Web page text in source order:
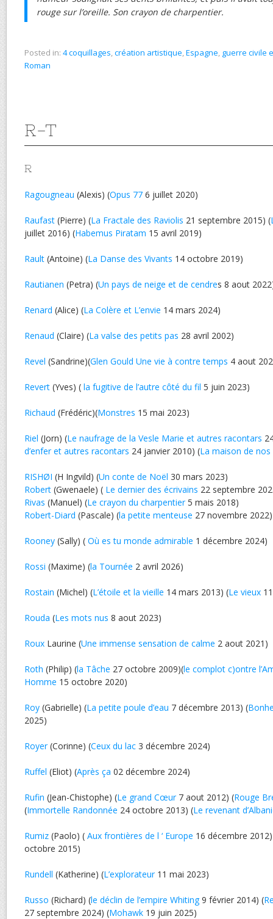
rouge sur l’oreille. Son crayon de charpentier.
Posted in: 4 coquillages,création artistique,Espagne, guerre civile
Roman
R-T
R
Ragougneau (Alexis) (Opus 77 6 juillet 2020)
Raufast (Pierre) (La Fractale des Raviolis 21 septembre 2015) (
juillet 2016) (Habemus Piratam 15 avril 2019)
Rault (Antoine) (La Danse des Vivants 14 octobre 2019)
Rautianen (Petra) (Un pays de neige et de cendres 8 aout
Renard (Alice) (La Colère et L’envie 14 mars 2024)
Renaud (Claire) (La valse des petits pas 28 avril 2002)
Revel (Sandrine)(Glen Gould Une vie à contre temps 4 aout
Revert (Yves) ( la fugitive de l’autre côté du fil 5 juin 2023)
Richaud (Frédéric)(Monstres 15 mai 2023)
Riel (Jorn) (Le naufrage de la Vesle Marie et autres racontars
d’enfer et autres racontars 24 janvier 2010) (La maison de nos
RISHØI (H Ingvild) (Un conte de Noël 30 mars 2023)
Robert (Gwenaele) ( Le dernier des écrivains 22 septembre
Rivas (Manuel) (Le crayon du charpentier5 mais 2018)
Robert-Diard (Pascale) (la petite menteuse 27 novembre 2022)
Rooney (Sally) ( Où es tu monde admirable 1 décembre 2024)
Rossi (Maxime) (la Tournée 2 avril 2026)
Rostain (Michel) (L’étoile et la vieille 14 mars 2013) (Le vieux
Rouda (Les mots nus 8 aout 2023)
Roux Laurine (Une immense sensation de calme 2 aout 2021)
Roth (Philip) (la Tâche 27 octobre 2009)(le complot c)ontre
Homme 15 octobre 2020)
Roy (Gabrielle) (La petite poule d’eau 7 décembre 2013) (
2025)
Royer(Corinne) (Ceux du lac 3 décembre 2024)
Ruffel (Eliot) (Après ça 02 décembre 2024)
Rufin (Jean-Chistophe) (Le grand Cœur7 aout 2012) (Rouge
(Immortelle Randonnée 24 octobre 2013) (Le revenant
Rumiz (Paolo) ( Aux frontières de l ‘ Europe 16 décembre
octobre 2015)
Rundell (Katherine) (L’explorateur11 mai 2023)
Russo (Richard) (le déclin de l’empire Whiting9 février 2014) (
27 septembre 2024) (Mohawk 19 juin 2025)